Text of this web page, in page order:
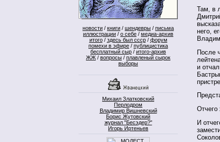
новости / книги / шендевры / письма
иллюстрации / о себе / медиа-архив
итого/ здесь был ссср/ форум
помехи в эфире / публицистика
бесплатный сыр / итого-архив
ЖЖ / вопросы / плавленый сырок
выборы
Михаил Златковский
Перлодром
Владимир Вишневский
Борис Жутовский
журнал "Бесэдер?"
Игорь Иртеньев
Там, в
него,
После
и
Отчего
И